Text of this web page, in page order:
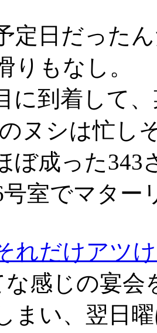
定日だった
りもなし。
に到着して
ヌシは忙し
ぼ成った
号室でマター
れだけアツ
感じの宴会
まい、翌日